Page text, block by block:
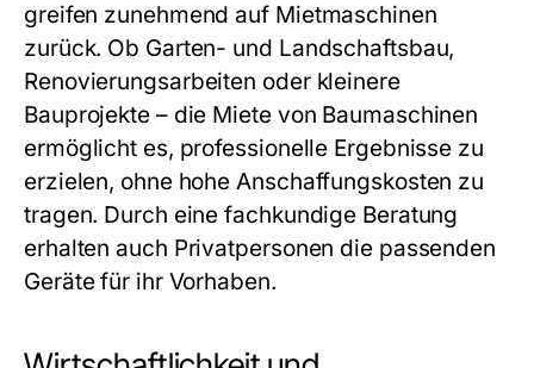
greifen zunehmend auf Mietmaschinen
zurück. Ob Garten- und Landschaftsbau,
Renovierungsarbeiten oder kleinere
Bauprojekte – die Miete von Baumaschinen
ermöglicht es, professionelle Ergebnisse zu
erzielen, ohne hohe Anschaffungskosten zu
tragen. Durch eine fachkundige Beratung
erhalten auch Privatpersonen die passenden
Geräte für ihr Vorhaben.